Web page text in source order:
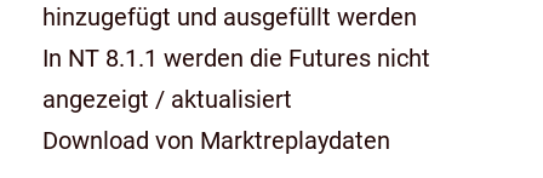
hinzugefügt und ausgefüllt werden
In NT 8.1.1 werden die Futures nicht
angezeigt / aktualisiert
Download von Marktreplaydaten